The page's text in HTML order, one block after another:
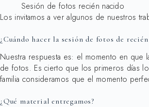
Sesión de fotos recién nacido
Los invitamos a ver algunos de nuestros
¿Cuándo hacer la sesión de fotos de
Nuestra respuesta es: el momento en que
de fotos. Es cierto que los primeros días
familia consideramos que el momento
¿Qué material entregamos?